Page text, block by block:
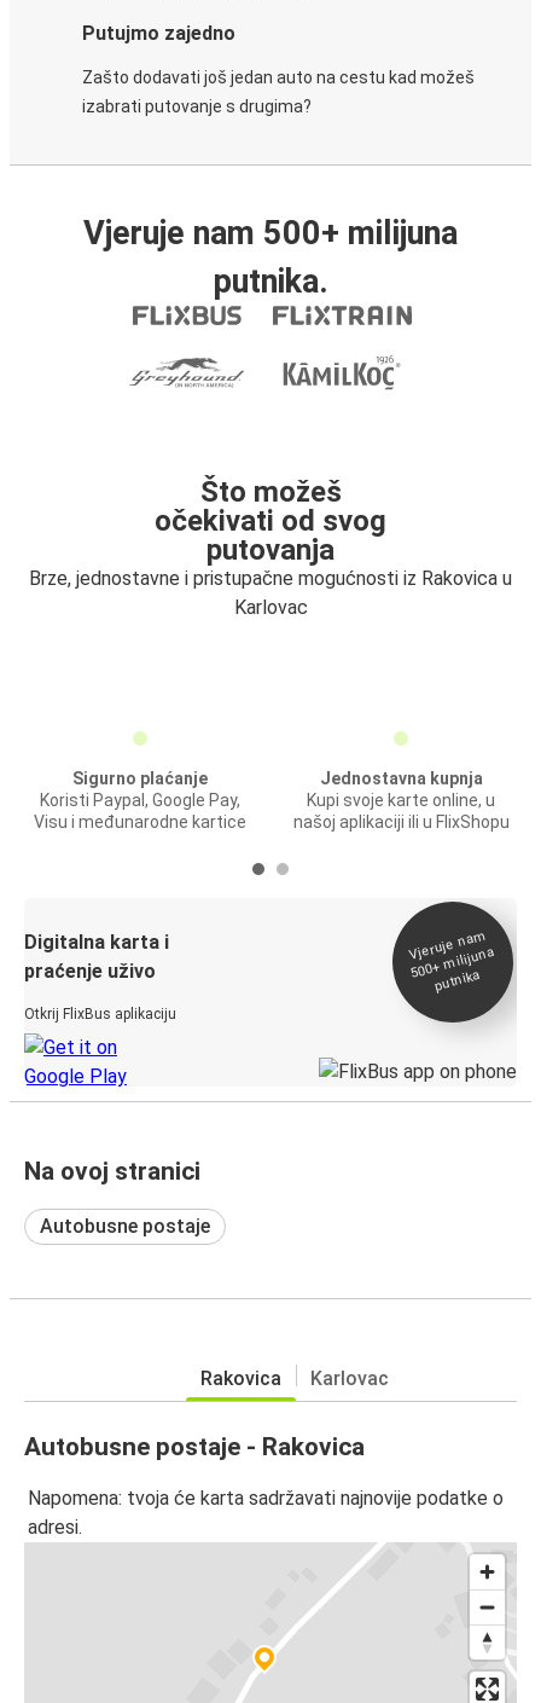
Putujmo zajedno
Zašto dodavati još jedan auto na cestu kad možeš
izabrati putovanje s drugima?
Vjeruje nam 500+ milijuna
putnika.
Što možeš
očekivati od svog
putovanja
Brze, jednostavne i pristupačne mogućnosti iz Rakovica u
Karlovac
Sigurno plaćanje
Koristi Paypal, Google Pay,
Visu i međunarodne kartice
Jednostavna kupnja
Kupi svoje karte online, u
našoj aplikaciji ili u FlixShopu
Digitalna karta i
praćenje uživo
Otkrij FlixBus aplikaciju
Vjeruje na
m
500+
milijuna
putnika
Na ovoj stranici
Autobusne postaje
Rakovica Karlovac
Autobusne postaje - Rakovica
Napomena: tvoja će karta sadržavati najnovije podatke o
adresi.